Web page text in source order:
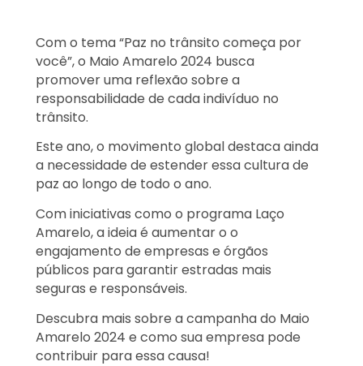
Com o tema “Paz no trânsito começa por
você”, o Maio Amarelo 2024 busca
promover uma reflexão sobre a
responsabilidade de cada indivíduo no
trânsito.
Este ano, o movimento global destaca ainda
a necessidade de estender essa cultura de
paz ao longo de todo o ano.
Com iniciativas como o programa Laço
Amarelo, a ideia é aumentar o o
engajamento de empresas e órgãos
públicos para garantir estradas mais
seguras e responsáveis.
Descubra mais sobre a campanha do Maio
Amarelo 2024 e como sua empresa pode
contribuir para essa causa!